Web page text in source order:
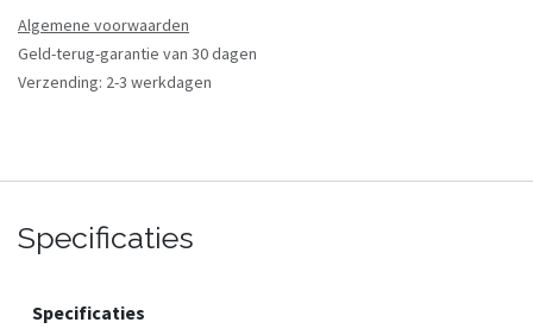
Algemene voorwaarden
Geld-terug-garantie van 30 dagen
Verzending: 2-3 werkdagen
Specificaties
Specificaties